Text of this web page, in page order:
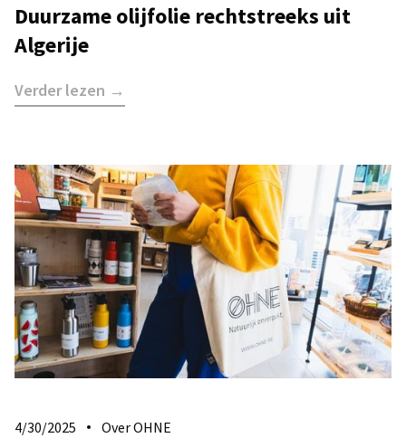
Duurzame olijfolie rechtstreeks uit
Algerije
Verder lezen →
4/30/2025 Over OHNE